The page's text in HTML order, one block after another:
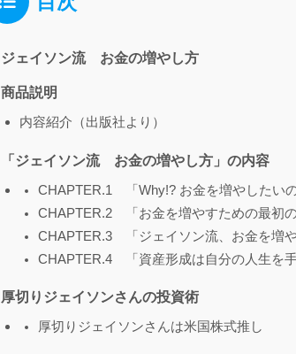
ジェイソン流 お金の増やし方
商品説明
内容紹介（出版社より）
「ジェイソン流 お金の増やし方」の内容
CHAPTER.1 「Why!? お金を増やしたい
CHAPTER.2 「お金を増やすための最初の
CHAPTER.3 「ジェイソン流、お金を増や
CHAPTER.4 「資産形成は自分の人生を手
厚切りジェイソンさんの投資術
厚切りジェイソンさんは米国株式推し